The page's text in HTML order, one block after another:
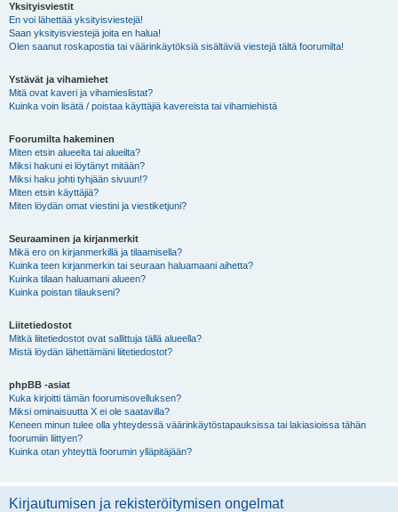
Yksityisviestit
En voi lähettää yksityisviestejä!
Saan yksityisviestejä joita en halua!
Olen saanut roskapostia tai väärinkäytöksiä sisältäviä viestejä tältä foorumilta!
Ystävät ja vihamiehet
Mitä ovat kaveri ja vihamieslistat?
Kuinka voin lisätä / poistaa käyttäjiä kavereista tai vihamiehistä
Foorumilta hakeminen
Miten etsin alueelta tai alueilta?
Miksi hakuni ei löytänyt mitään?
Miksi haku johti tyhjään sivuun!?
Miten etsin käyttäjiä?
Miten löydän omat viestini ja viestiketjuni?
Seuraaminen ja kirjanmerkit
Mikä ero on kirjanmerkillä ja tilaamisella?
Kuinka teen kirjanmerkin tai seuraan haluamaani aihetta?
Kuinka tilaan haluamani alueen?
Kuinka poistan tilaukseni?
Liitetiedostot
Mitkä liitetiedostot ovat sallittuja tällä alueella?
Mistä löydän lähettämäni liitetiedostot?
phpBB -asiat
Kuka kirjoitti tämän foorumisovelluksen?
Miksi ominaisuutta X ei ole saatavilla?
Keneen minun tulee olla yhteydessä väärinkäytöstapauksissa tai lakiasioissa tähän
foorumiin liittyen?
Kuinka otan yhteyttä foorumin ylläpitäjään?
Kirjautumisen ja rekisteröitymisen ongelmat